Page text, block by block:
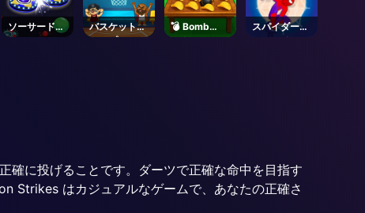
ソーサードッ
ジ
バスケットチ
ャンプス
💣 Bomb
Chip -
スパイダーマ
ン フック レ
確に投げることです。ダーツで正確な命中を目指す
Strikes はカジュアルなゲームで、あなたの正確さ